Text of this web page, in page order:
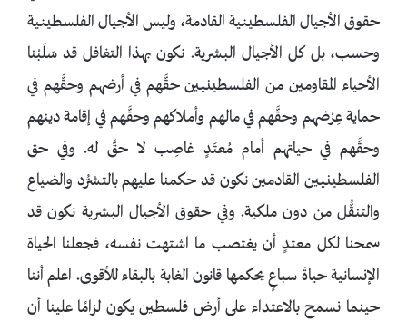
حقوق الأجيال الفلسطينية القادمة، وليس الأجيال الفلسطينية
وحسب، بل كل الأجيال البشرية. نكون بهذا التغافل قد سَلَبْنا
الأحياء المقاومين من الفلسطينيين حقَّهم في أرضهم وحقَّهم في
حماية عِرْضهم وحقَّهم في مالهم وأملاكهم وحقَّهم في إقامة دينهم
وحقَّهم في حياتهم أمام مُعتَدٍ غاصِب لا حقَّ له. وفي حق
الفلسطينيين القادمين نكون قد حكمنا عليهم بالتشرُّد والضياع
والتنقُّل من دون ملكية. وفي حقوق الأجيال البشرية نكون قد
سمحنا لكل معتدٍ أن يغتصب ما اشتهت نفسه، فجعلنا الحياة
الإنسانية حياةَ سباعٍ يحكمها قانون الغابة بالبقاء للأقوى. اعلم أننا
حينما نسمح بالاعتداء على أرض فلسطين يكون لزامًا علينا أن